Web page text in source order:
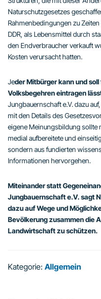
Naturschutzgesetzes
Rahmenbedingungen zu
DDR, als Lebensmittel durch
den Endverbraucher verkauft
Kosten verursacht hatten.
Jeder Mitbürger kann und
Volksbegehren eintragen
Jungbauernschaft e.V. dazu
mit den Details des
eigene Meinungsbildung
medial aufbereitete und
sondern aus fundierten
Informationen hervorgehen.
Miteinander statt
Jungbauernschaft e.V. sagt
dazu auf Wege und
Bevölkerung zusammen die
Landwirtschaft zu schützen.
Kategorie: Allgemein